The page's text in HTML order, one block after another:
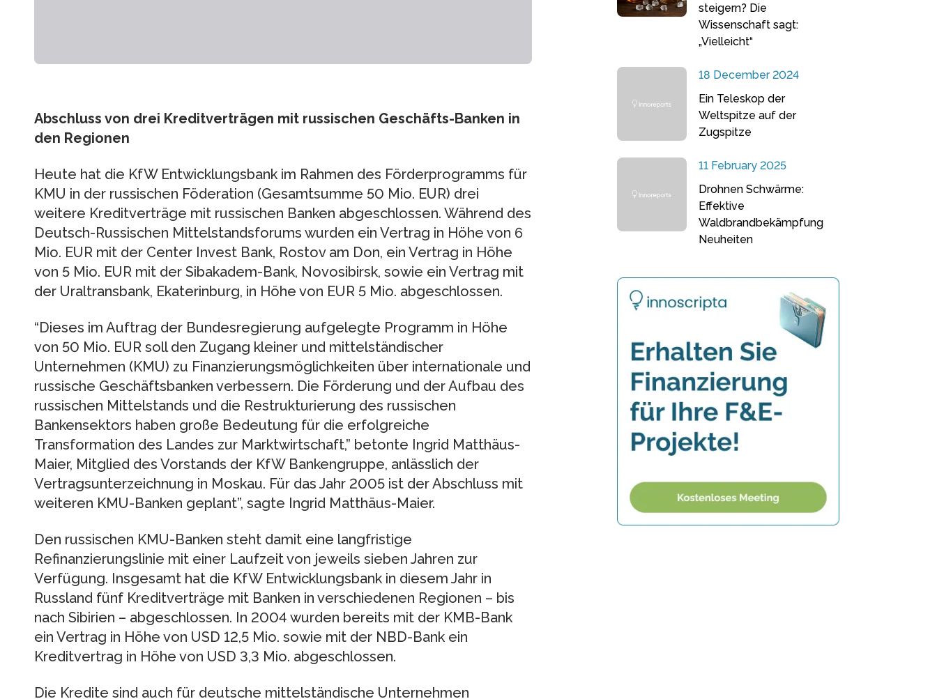
Abschluss von drei Kreditverträgen mit russischen Geschäfts-Banken in
den Regionen
Heute hat die KfW Entwicklungsbank im Rahmen des Förderprogramms für
KMU in der russischen Föderation (Gesamtsumme 50 Mio. EUR) drei
weitere Kreditverträge mit russischen Banken abgeschlossen. Während des
Deutsch-Russischen Mittelstandsforums wurden ein Vertrag in Höhe von 6
Mio. EUR mit der Center Invest Bank, Rostov am Don, ein Vertrag in Höhe
von 5 Mio. EUR mit der Sibakadem-Bank, Novosibirsk, sowie ein Vertrag mit
der Uraltransbank, Ekaterinburg, in Höhe von EUR 5 Mio. abgeschlossen.
“Dieses im Auftrag der Bundesregierung aufgelegte Programm in Höhe
von 50 Mio. EUR soll den Zugang kleiner und mittelständischer
Unternehmen (KMU) zu Finanzierungsmöglichkeiten über internationale und
russische Geschäftsbanken verbessern. Die Förderung und der Aufbau des
russischen Mittelstands und die Restrukturierung des russischen
Bankensektors haben große Bedeutung für die erfolgreiche
Transformation des Landes zur Marktwirtschaft,” betonte Ingrid Matthäus-
Maier, Mitglied des Vorstands der KfW Bankengruppe, anlässlich der
Vertragsunterzeichnung in Moskau. Für das Jahr 2005 ist der Abschluss mit
weiteren KMU-Banken geplant”, sagte Ingrid Matthäus-Maier.
Den russischen KMU-Banken steht damit eine langfristige
Refinanzierungslinie mit einer Laufzeit von jeweils sieben Jahren zur
Verfügung. Insgesamt hat die KfW Entwicklungsbank in diesem Jahr in
Russland fünf Kreditverträge mit Banken in verschiedenen Regionen – bis
nach Sibirien – abgeschlossen. In 2004 wurden bereits mit der KMB-Bank
ein Vertrag in Höhe von USD 12,5 Mio. sowie mit der NBD-Bank ein
Kreditvertrag in Höhe von USD 3,3 Mio. abgeschlossen.
Die Kredite sind auch für deutsche mittelständische Unternehmen
steigern? Die
Wissenschaft sagt:
„Vielleicht“
18 December 2024
Ein Teleskop der
Weltspitze auf der
Zugspitze
11 February 2025
Drohnen Schwärme:
Effektive
Waldbrandbekämpfung
Neuheiten